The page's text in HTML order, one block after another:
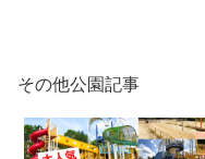
その他公園記事